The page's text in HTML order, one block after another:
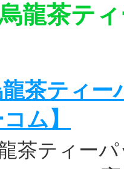
龍茶テ
茶ティー
ム】
茶ティー